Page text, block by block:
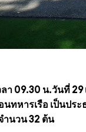
ลา 09.30 น.วันที่
นทหารเรือ เป็นปร
ำนวน 32 ต้น